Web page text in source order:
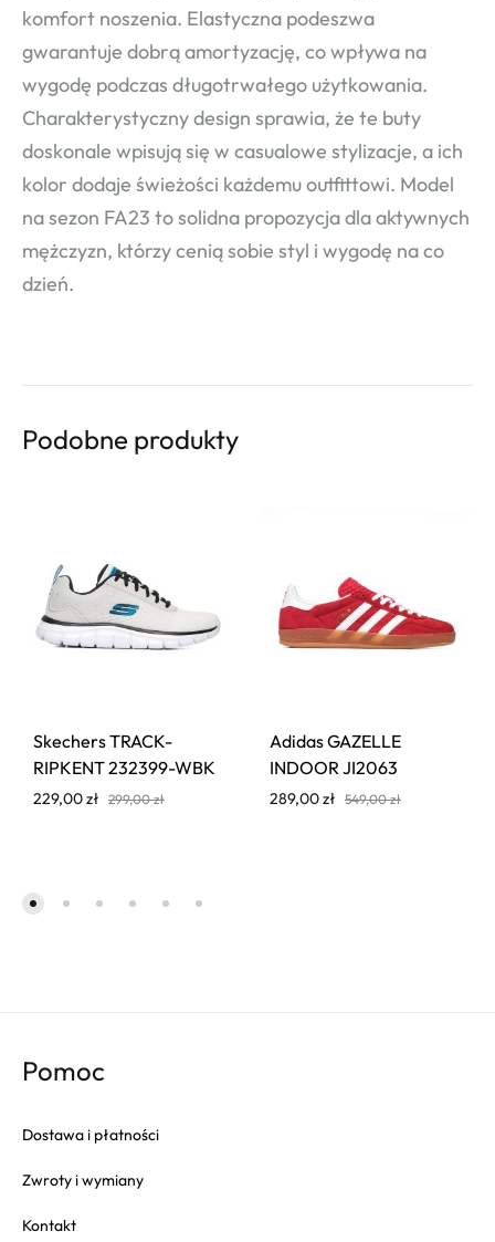
komfort noszenia. Elastyczna podeszwa
gwarantuje dobrą amortyzację, co wpływa na
wygodę podczas długotrwałego użytkowania.
Charakterystyczny design sprawia, że te buty
doskonale wpisują się w casualowe stylizacje, a ich
kolor dodaje świeżości każdemu outfittowi. Model
na sezon FA23 to solidna propozycja dla aktywnych
mężczyzn, którzy cenią sobie styl i wygodę na co
dzień.
Podobne produkty
Skechers TRACK-
RIPKENT 232399-WBK
229,00zł 299,00zł
Adidas GAZELLE
INDOOR JI2063
289,00zł 549,00zł
Pomoc
Dostawa i płatności
Zwroty i wymiany
Kontakt